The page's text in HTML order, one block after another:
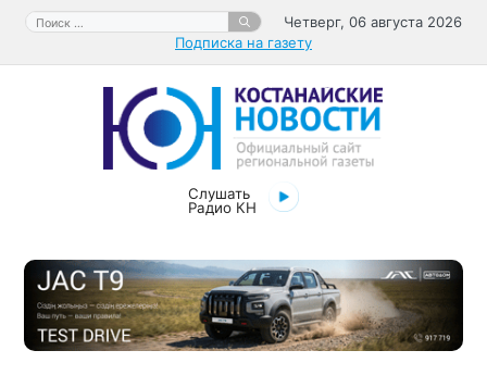
Перейти
содержимому
Поиск:
Четверг, 06 августа 2026
Подписка на газету
Слушать
Радио КН